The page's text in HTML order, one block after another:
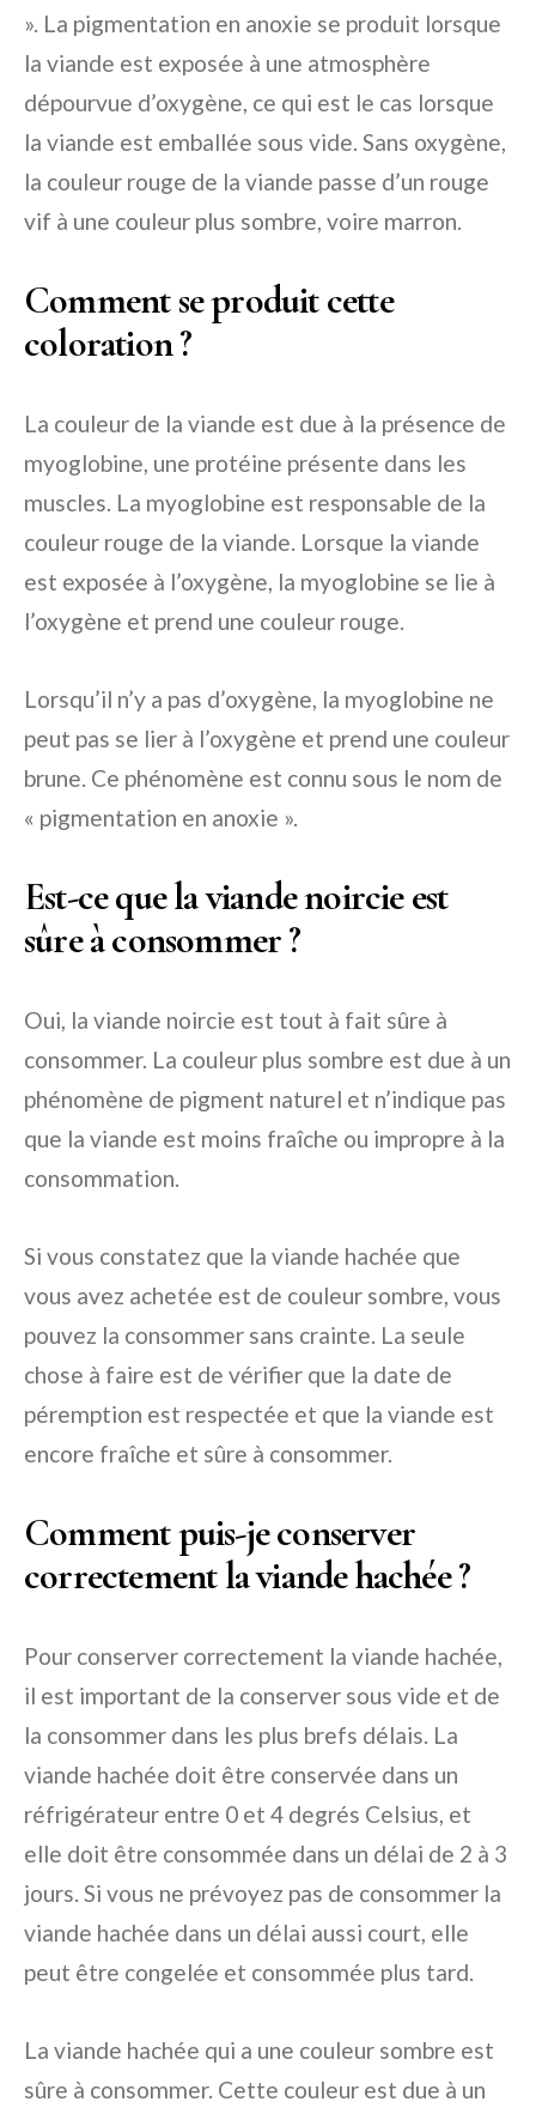
». La pigmentation en anoxie se produit lorsque
la viande est exposée à une atmosphère
dépourvue d’oxygène, ce qui est le cas lorsque
la viande est emballée sous vide. Sans oxygène,
la couleur rouge de la viande passe d’un rouge
vif à une couleur plus sombre, voire marron.
Comment se produit cette
coloration ?
La couleur de la viande est due à la présence de
myoglobine, une protéine présente dans les
muscles. La myoglobine est responsable de la
couleur rouge de la viande. Lorsque la viande
est exposée à l’oxygène, la myoglobine se lie à
l’oxygène et prend une couleur rouge.
Lorsqu’il n’y a pas d’oxygène, la myoglobine ne
peut pas se lier à l’oxygène et prend une couleur
brune. Ce phénomène est connu sous le nom de
« pigmentation en anoxie ».
Est-ce que la viande noircie est
sûre à consommer ?
Oui, la viande noircie est tout à fait sûre à
consommer. La couleur plus sombre est due à un
phénomène de pigment naturel et n’indique pas
que la viande est moins fraîche ou impropre à la
consommation.
Si vous constatez que la viande hachée que
vous avez achetée est de couleur sombre, vous
pouvez la consommer sans crainte. La seule
chose à faire est de vérifier que la date de
péremption est respectée et que la viande est
encore fraîche et sûre à consommer.
Comment puis-je conserver
correctement la viande hachée ?
Pour conserver correctement la viande hachée,
il est important de la conserver sous vide et de
la consommer dans les plus brefs délais. La
viande hachée doit être conservée dans un
réfrigérateur entre 0 et 4 degrés Celsius, et
elle doit être consommée dans un délai de 2 à 3
jours. Si vous ne prévoyez pas de consommer la
viande hachée dans un délai aussi court, elle
peut être congelée et consommée plus tard.
La viande hachée qui a une couleur sombre est
sûre à consommer. Cette couleur est due à un